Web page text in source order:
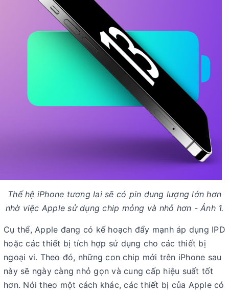
Thế hệ iPhone tương lai sẽ có pin dung lượng lớn hơn
nhờ việc Apple sử dụng chip mỏng và nhỏ hơn - Ảnh 1.
Cụ thể, Apple đang có kế hoạch đẩy mạnh áp dụng IPD
hoặc các thiết bị tích hợp sử dụng cho các thiết bị
ngoại vi. Theo đó, những con chip mới trên iPhone sau
này sẽ ngày càng nhỏ gọn và cung cấp hiệu suất tốt
hơn. Nói theo một cách khác, các thiết bị của Apple có